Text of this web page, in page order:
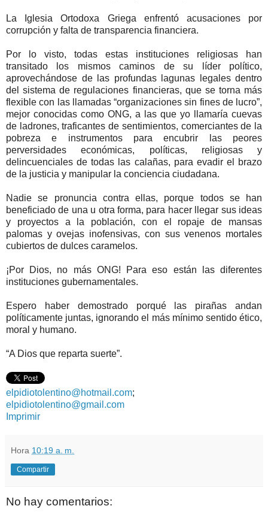
La Iglesia Ortodoxa Griega enfrentó acusaciones por
corrupción y falta de transparencia financiera.
Por lo visto, todas estas instituciones religiosas han
transitado los mismos caminos de su líder político,
aprovechándose de las profundas lagunas legales dentro
del sistema de regulaciones financieras, que se torna más
flexible con las llamadas “organizaciones sin fines de lucro”,
mejor conocidas como ONG, a las que yo llamaría cuevas
de ladrones, traficantes de sentimientos, comerciantes de la
pobreza e instrumentos para encubrir las peores
perversidades económicas, políticas, religiosas y
delincuenciales de todas las calañas, para evadir el brazo
de la justicia y manipular la conciencia ciudadana.
Nadie se pronuncia contra ellas, porque todos se han
beneficiado de una u otra forma, para hacer llegar sus ideas
y proyectos a la población, con el ropaje de mansas
palomas y ovejas inofensivas, con sus venenos mortales
cubiertos de dulces caramelos.
¡Por Dios, no más ONG! Para eso están las diferentes
instituciones gubernamentales.
Espero haber demostrado porqué las pirañas andan
políticamente juntas, ignorando el más mínimo sentido ético,
moral y humano.
“A Dios que reparta suerte”.
elpidiotolentino@hotmail.com;
elpidiotolentino@gmail.com
Imprimir
Hora 10:19 a. m.
Compartir
No hay comentarios: